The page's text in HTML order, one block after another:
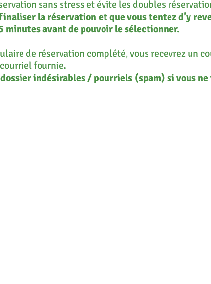
sans stress et évite les doubles
la réservation et que vous tentez d’y
minutes avant de pouvoir le sélectionner.
de réservation complété, vous recevrez un
fournie.
indésirables / pourriels (spam) si vous ne